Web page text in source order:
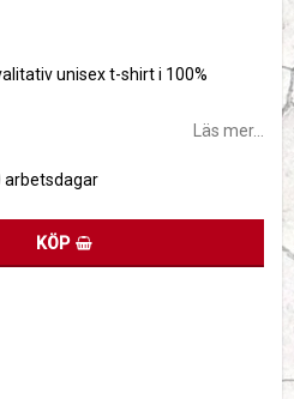
unisex t-shirt i 100%
Läs mer...
arbetsdagar
KÖP